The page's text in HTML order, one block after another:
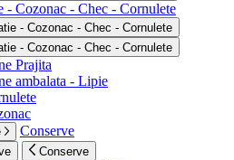
- Cozonac - Chec - Cornulete
- Cozonac - Chec - Cornulete
- Cozonac - Chec - Cornulete
Prajita
ambalata - Lipie
Conserve
Conserve